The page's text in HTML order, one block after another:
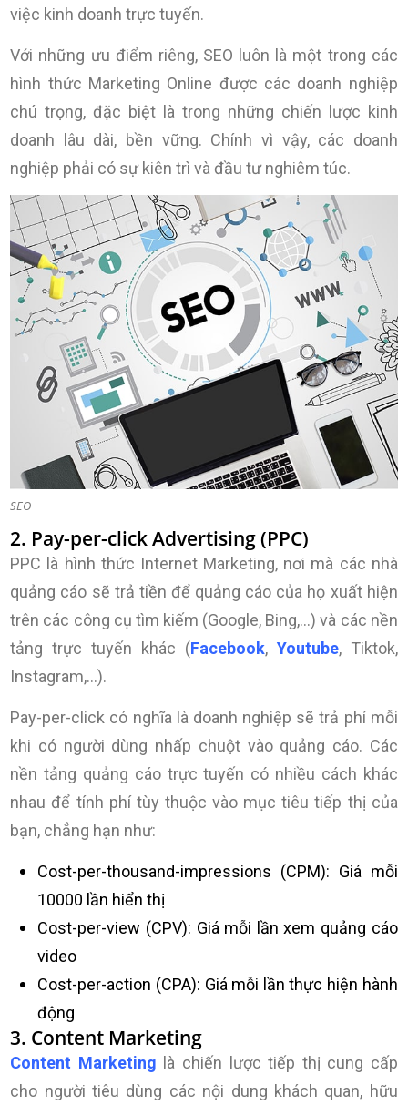
việc kinh doanh trực tuyến.
Với những ưu điểm riêng, SEO luôn là một trong các
hình thức Marketing Online được các doanh nghiệp
chú trọng, đặc biệt là trong những chiến lược kinh
doanh lâu dài, bền vững. Chính vì vậy, các doanh
nghiệp phải có sự kiên trì và đầu tư nghiêm túc.
SEO
2. Pay-per-click Advertising (PPC)
PPC là hình thức Internet Marketing, nơi mà các nhà
quảng cáo sẽ trả tiền để quảng cáo của họ xuất hiện
trên các công cụ tìm kiếm (Google, Bing,…) và các nền
tảng trực tuyến khác (Facebook, Youtube, Tiktok,
Instagram,…).
Pay-per-click có nghĩa là doanh nghiệp sẽ trả phí mỗi
khi có người dùng nhấp chuột vào quảng cáo. Các
nền tảng quảng cáo trực tuyến có nhiều cách khác
nhau để tính phí tùy thuộc vào mục tiêu tiếp thị của
bạn, chẳng hạn như:
Cost-per-thousand-impressions (CPM): Giá mỗi
10000 lần hiển thị
Cost-per-view (CPV): Giá mỗi lần xem quảng cáo
video
Cost-per-action (CPA): Giá mỗi lần thực hiện hành
động
3. Content Marketing
Content Marketing là chiến lược tiếp thị cung cấp
cho người tiêu dùng các nội dung khách quan, hữu